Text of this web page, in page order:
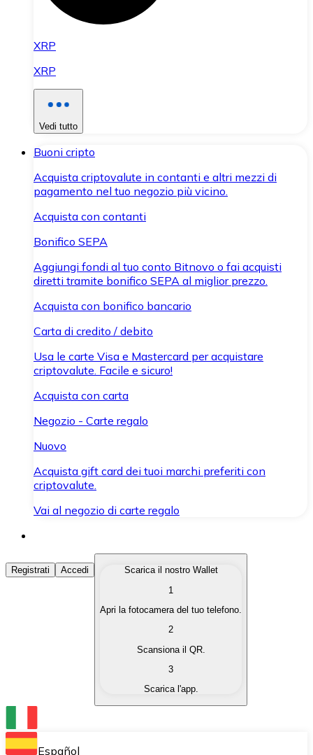
XRP
XRP
Vedi tutto
Buoni cripto
Acquista criptovalute in contanti e altri mezzi di
pagamento nel tuo negozio più vicino.
Acquista con contanti
Bonifico SEPA
Aggiungi fondi al tuo conto Bitnovo o fai acquisti
diretti tramite bonifico SEPA al miglior prezzo.
Acquista con bonifico bancario
Carta di credito / debito
Usa le carte Visa e Mastercard per acquistare
criptovalute. Facile e sicuro!
Acquista con carta
Negozio - Carte regalo
Nuovo
Acquista gift card dei tuoi marchi preferiti con
criptovalute.
Vai al negozio di carte regalo
Acquista Criptovalute
Acquista le criptovalute che ti interessano in modo
Converti le tue criptovalute in valuta fiat quando ne
Scambia una criptovaluta con un'altra
Conserva le tue cripto in un Wallet self-custodial.
Registrati Accedi
Scarica il nostro Wallet
1
Apri la fotocamera del tuo telefono.
2
Scansiona il QR.
3
Scarica l'app.
Español